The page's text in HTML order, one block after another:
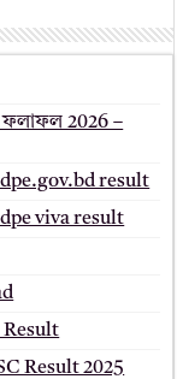
ফলাফল 2026 –
result
viva result
Result
Result 2025